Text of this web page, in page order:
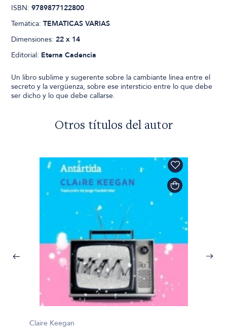
ISBN:9789877122800
Temática:TEMATICAS VARIAS
Dimensiones:22 x 14
Editorial: Eterna Cadencia
Un libro sublime y sugerente sobre la cambiante línea entre el
secreto y la vergüenza, sobre ese intersticio entre lo que debe
ser dicho y lo que debe callarse.
Otros títulos del autor
Claire Keegan